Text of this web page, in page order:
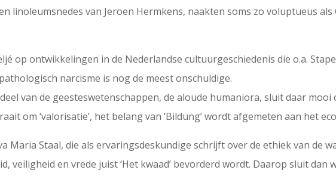
linoleumsnedes van Jeroen Hermkens, naakten soms zo voluptueus
op ontwikkelingen in de Nederlandse cultuurgeschiedenis die o.a.
narcisme is nog de meest onschuldige.
van de geesteswetenschappen, de aloude humaniora, sluit daar mooi
om ‘valorisatie’, het belang van ‘Bildung’ wordt afgemeten aan het
Maria Staal, die als ervaringsdeskundige schrijft over de ethiek van de
veiligheid en vrede juist ‘Het kwaad’ bevorderd wordt. Daarop sluit dan